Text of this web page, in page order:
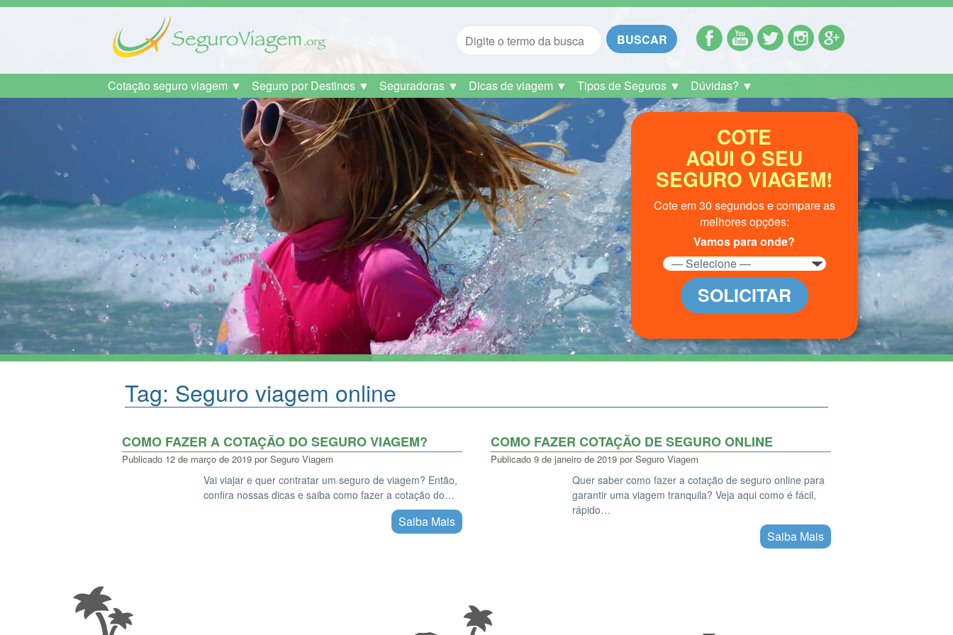
BUSCAR
Cotação seguro viagem ▼ Seguro por Destinos ▼ Seguradoras ▼ Dicas de viagem ▼ Tipos de Seguros ▼ Dúvidas? ▼
COTE
AQUI O SEU
SEGURO VIAGEM!
Cote em 30 segundos e compare as
melhores opções:
Vamos para onde?
SOLICITAR
Tag: Seguro viagem online
COMO FAZER A COTAÇÃO DO SEGURO VIAGEM?
Publicado 12 de março de 2019 por Seguro Viagem
Vai viajar e quer contratar um seguro de viagem? Então,
confira nossas dicas e saiba como fazer a cotação do…
Saiba Mais
COMO FAZER COTAÇÃO DE SEGURO ONLINE
Publicado 9 de janeiro de 2019 por Seguro Viagem
Quer saber como fazer a cotação de seguro online para
garantir uma viagem tranquila? Veja aqui como é fácil,
rápido…
Saiba Mais